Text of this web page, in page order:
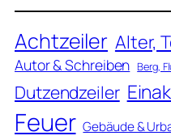
Achtzeiler Alter,
Autor & Schreiben Berg,
Dutzendzeiler
Feuer Gebäude &